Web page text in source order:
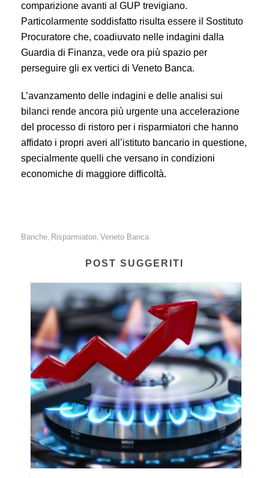
comparizione avanti al GUP trevigiano.
Particolarmente soddisfatto risulta essere il Sostituto
Procuratore che, coadiuvato nelle indagini dalla
Guardia di Finanza, vede ora più spazio per
perseguire gli ex vertici di Veneto Banca.
L’avanzamento delle indagini e delle analisi sui
bilanci rende ancora più urgente una accelerazione
del processo di ristoro per i risparmiatori che hanno
affidato i propri averi all’istituto bancario in questione,
specialmente quelli che versano in condizioni
economiche di maggiore difficoltà.
Banche, Risparmiatori, Veneto Banca
POST SUGGERITI